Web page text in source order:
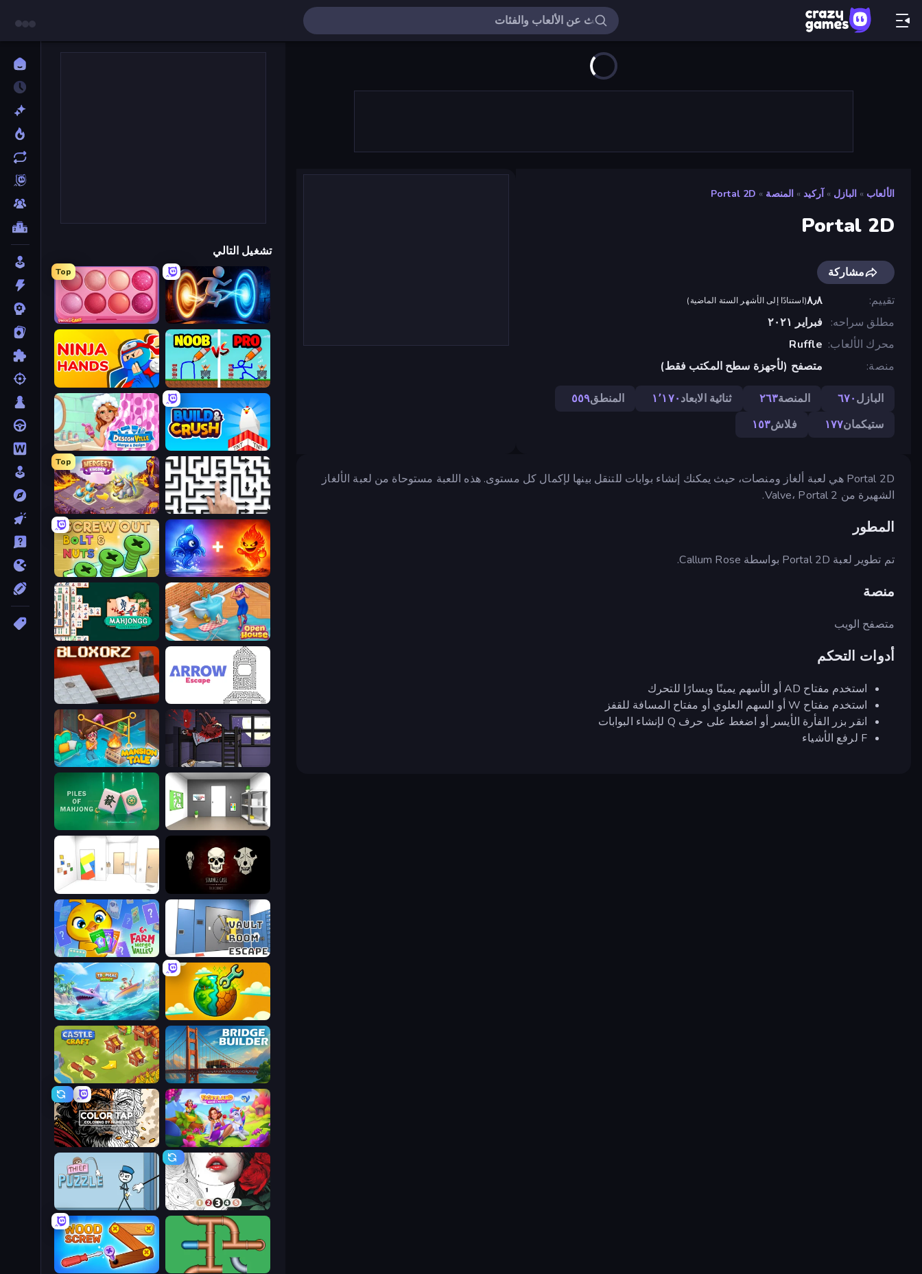
الألعاب » البازل » آركيد » المنصة »
Portal 2D
Portal 2D
مشاركة
تقييم
٨٫٨(استنادًا إلى الأشهر الستة الماضية)
مطلق سراحه
فبراير ٢٠٢١
محرك الألعاب Ruffle
منصة
متصفح (لأجهزة سطح المكتب فقط)
البازل٦٧٠ المنصة٢٦٣ ثنائية الابعاد١٬١٧٠ المنطق٥٥٩
ستيكمان١٧٧ فلاش١٥٣
Portal 2D هي لعبة ألغاز ومنصات، حيث يمكنك إنشاء بوابات للتنقل بينها لإكمال كل مستوى. هذه اللعبة مستوحاة من لعبة الألغاز
الشهيرة من Valve، Portal 2.
المطور
تم تطوير لعبة Portal 2D بواسطة Callum Rose.
منصة
متصفح الويب
أدوات التحكم
استخدم مفتاح AD أو الأسهم يمينًا ويسارًا للتحرك
استخدم مفتاح W أو السهم العلوي أو مفتاح المسافة للقفز
انقر بزر الفأرة الأيسر أو اضغط على حرف Q لإنشاء البوابات
F لرفع الأشياء
تشغيل التالي
Portal Escape
Top
Piece of Cake: Merge and Bake
DOP Noob: Draw to Save
Ninja Hands
Build and Crush
Designville: Merge & Design
Arrow Escape: Puzzle
Top
Mergest Kingdom
Elemental Monsters: Merge
Screw Out: Bolts and Nuts
Open House
Mahjongg Solitaire
Arrow Escape
Bloxorz
The Visitor
Mansion Tale: Merge Secrets
Paint Room Escape
Piles of Mahjong
Mirror Room Escape
Vault Room Escape
Farm Merge Valley
Land Explorers: Merge & Build
Tropical Merge
Bridge Builder
Castle Craft
Fairyland Merge & Magic
Color Tap: Coloring by Numbers
Numicolor
Thief Puzzle
Plumber Pipe Out
Wood Screw: Bolts Puzzle